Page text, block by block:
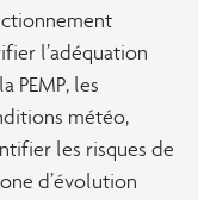
l’adéquation
PEMP, les
météo,
les risques de
d’évolution